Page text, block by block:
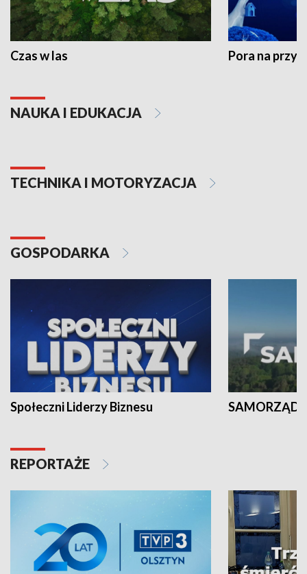
Czas w las Pora na
NAUKA I EDUKACJA
TECHNIKA I MOTORYZACJA
GOSPODARKA
Społeczni Liderzy Biznesu SAMORZĄD
REPORTAŻE